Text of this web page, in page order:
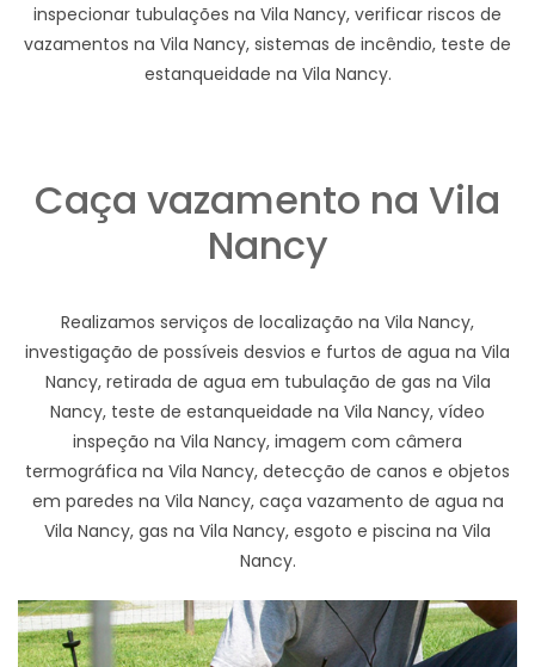
inspecionar tubulações na Vila Nancy, verificar riscos de
vazamentos na Vila Nancy, sistemas de incêndio, teste de
estanqueidade na Vila Nancy.
Caça vazamento na Vila
Nancy
Realizamos serviços de localização na Vila Nancy,
investigação de possíveis desvios e furtos de agua na Vila
Nancy, retirada de agua em tubulação de gas na Vila
Nancy, teste de estanqueidade na Vila Nancy, vídeo
inspeção na Vila Nancy, imagem com câmera
termográfica na Vila Nancy, detecção de canos e objetos
em paredes na Vila Nancy, caça vazamento de agua na
Vila Nancy, gas na Vila Nancy, esgoto e piscina na Vila
Nancy.